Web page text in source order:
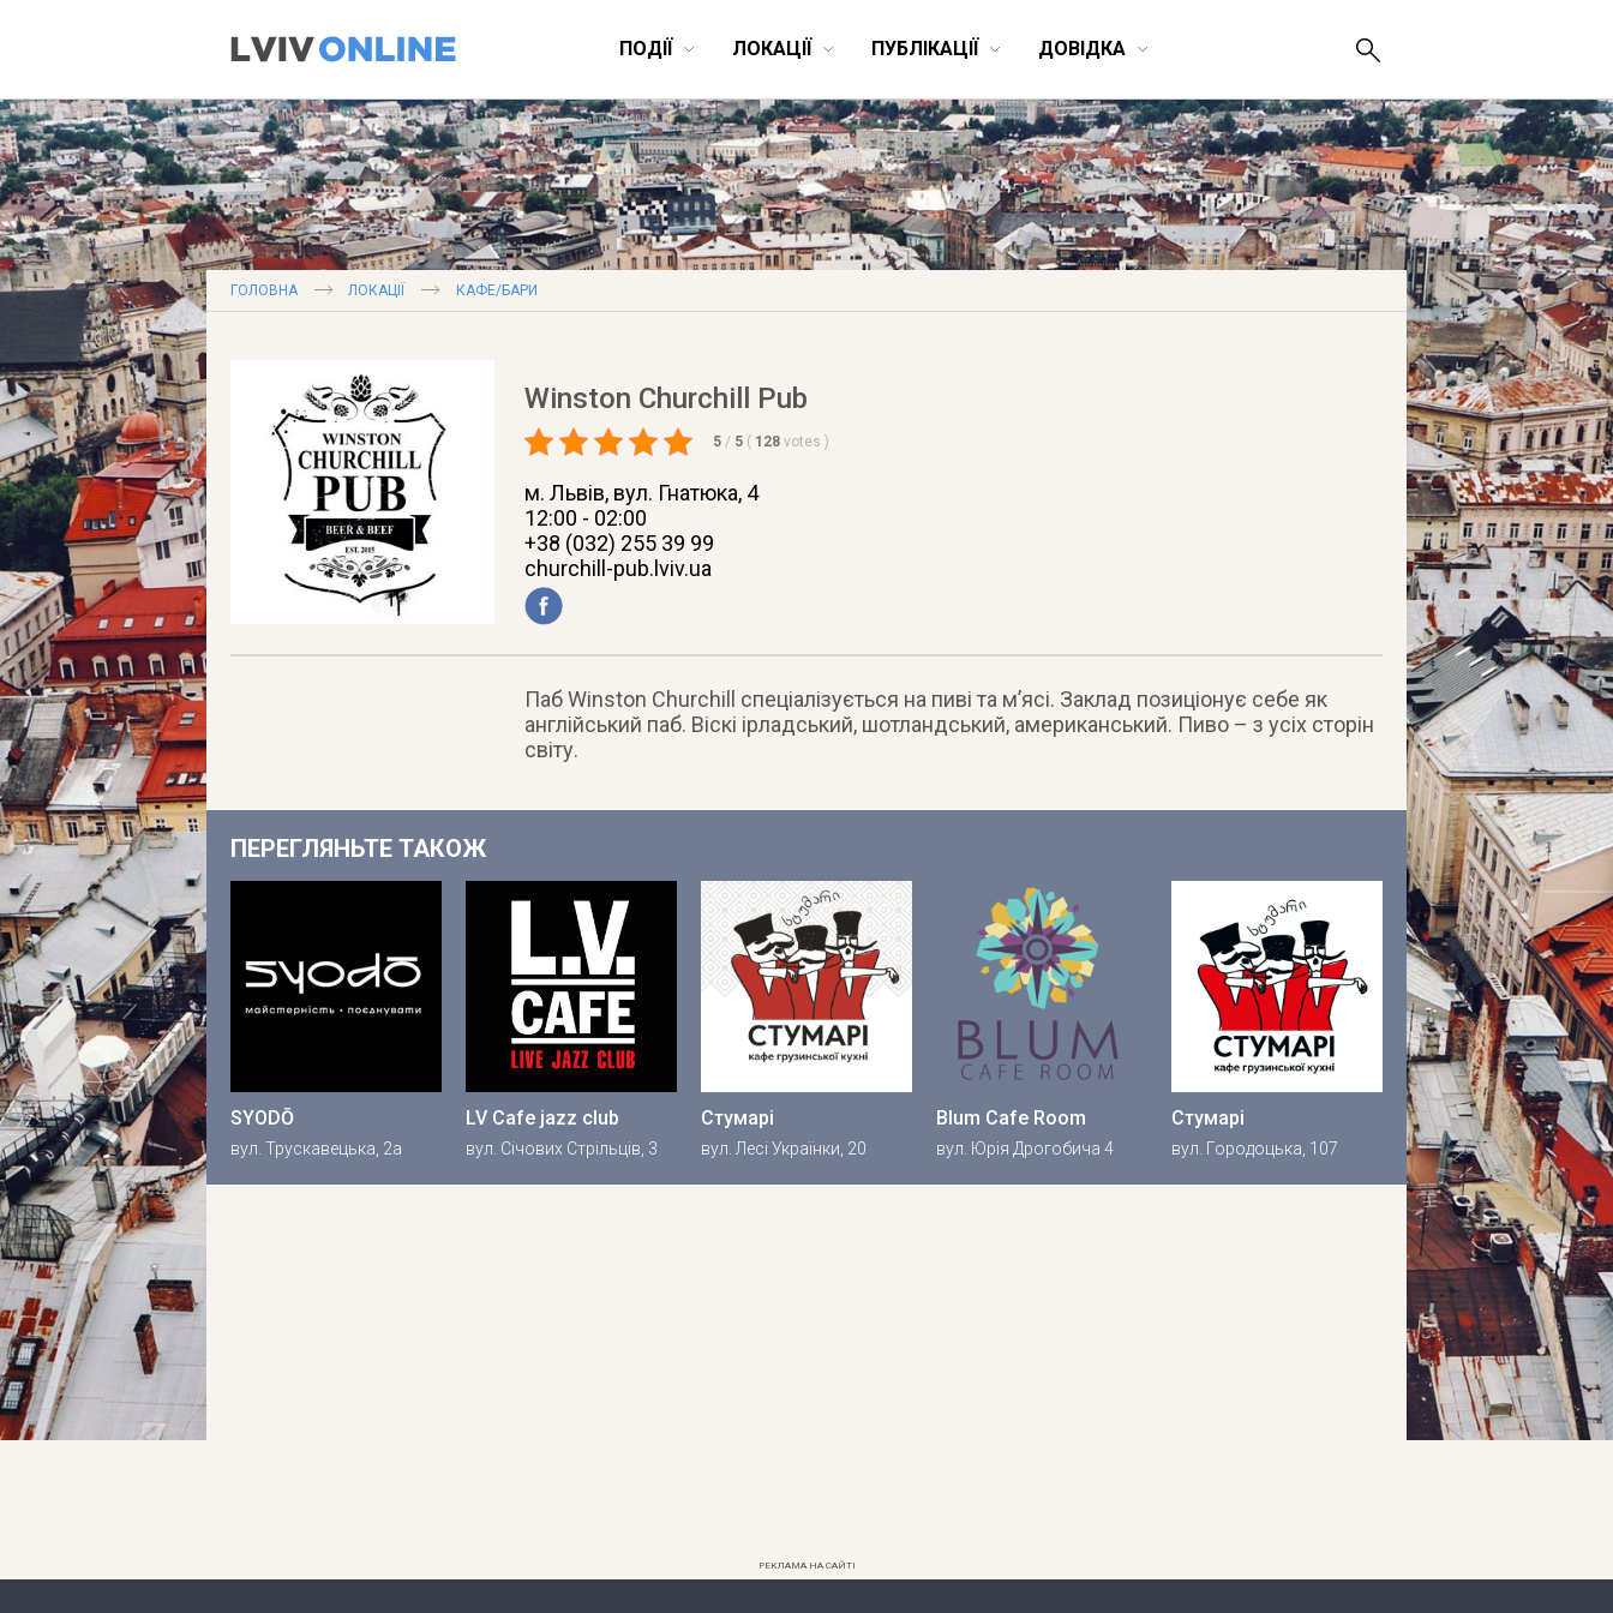
ПОДІЇ ЛОКАЦІЇ ПУБЛІКАЦІЇ ДОВІДКА
ГОЛОВНА ЛОКАЦІЇ КАФЕ/БАРИ
Winston Churchill Pub
5 / 5 ( 128 votes )
м. Львів, вул. Гнатюка, 4
12:00 - 02:00
+38 (032) 255 39 99
churchill-pub.lviv.ua
Паб Winston Churchill спеціалізується на пиві та м’ясі. Заклад позицiонує себе як
англiйський паб. Вiскi iрладський, шотландський, американський. Пиво – з усiх сторiн
свiту.
ПЕРЕГЛЯНЬТЕ ТАКОЖ
SYODŌ
вул. Трускавецька, 2a
LV Cafe jazz club
вул. Січових Стрільців, 3
Стумарі
вул. Лесі Українки, 20
Blum Cafe Room
вул. Юрія Дрогобича 4
Стумарі
вул. Городоцька, 107
РЕКЛАМА НА САЙТІ